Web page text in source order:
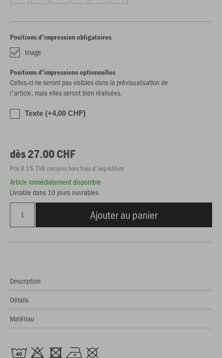
Positions d'impression obligatoires
Image
Positions d'impressions optionnelles
Celles-ci ne seront pas visibles dans la prévisualisation de
l'article, mais elles seront bien réalisées.
Texte (+4,00 CHF)
dès 27.00 CHF
Prix 8.1% TVA compris hors frais d'expédition
Article immédiatement disponible
Livrable dans 10 jours ouvrables
Ajouter au panier
Description
Détails
Matériau